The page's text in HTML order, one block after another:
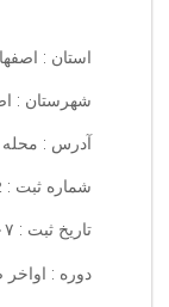
استان :
شهرستان :
آدرس :
شماره ثبت : 1102
تاریخ ثبت : ۱۳۵۴/۰۷/۰۷
دوره : اواخر